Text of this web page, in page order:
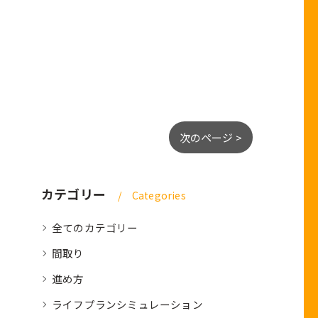
次のページ >
カテゴリー Categories
全てのカテゴリー
間取り
進め方
ライフプランシミュレーション